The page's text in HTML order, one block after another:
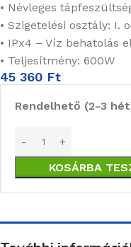
• Névleges
• Szigetelési osztály: I.
• IPx4 – Víz behatolás
• Teljesítmény: 600W
45 360 Ft
Rendelhető (2-3
KOSÁRBA